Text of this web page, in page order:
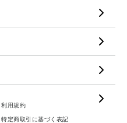
ALANOUS
利用規約
特定商取引に基づく表記